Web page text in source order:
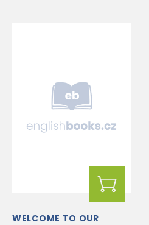
WELCOME TO OUR